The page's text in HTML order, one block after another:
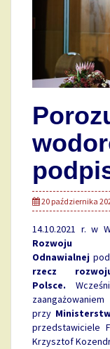
20 października
14.10.2021 r. w
Odnawialnej
rzecz
Polsce.
przy
przedstawiciele
Krzysztof